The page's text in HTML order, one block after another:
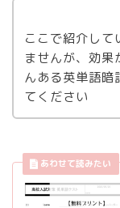
ここで紹介して
ませんが、効果
んある英単語暗
てください